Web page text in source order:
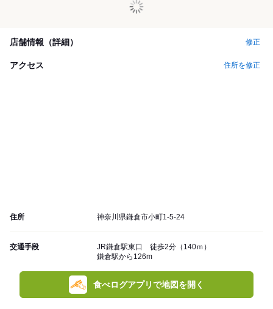
店舗情報（詳細） 修正
アクセス 住所を修正
住所 神奈川県鎌倉市小町1-5-24
交通手段
JR鎌倉駅東口 徒歩2分（140ｍ）
鎌倉駅から126m
食べログアプリで地図を開く